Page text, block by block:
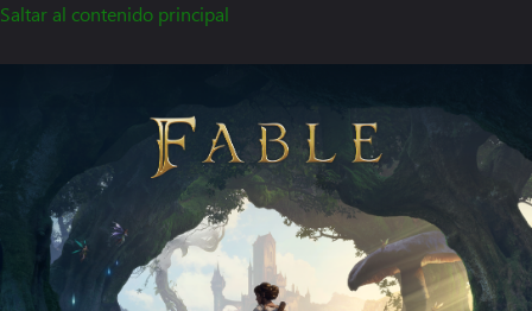
Saltar al contenido principal